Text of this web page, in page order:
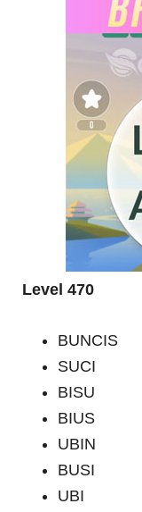
Level 470
BUNCIS
SUCI
BISU
BIUS
UBIN
BUSI
UBI